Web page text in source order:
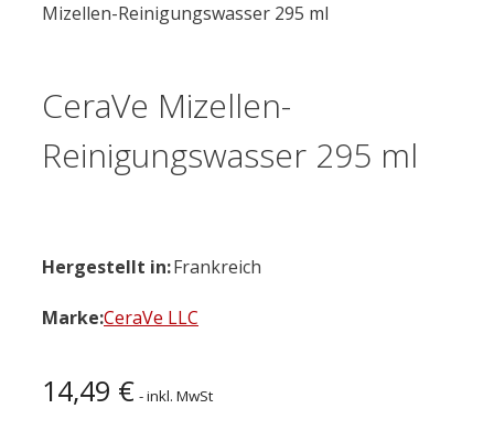
Mizellen-Reinigungswasser 295 ml
CeraVe Mizellen-
Reinigungswasser 295 ml
Hergestellt in:Frankreich
Marke:CeraVe LLC
14,49 € - inkl. MwSt